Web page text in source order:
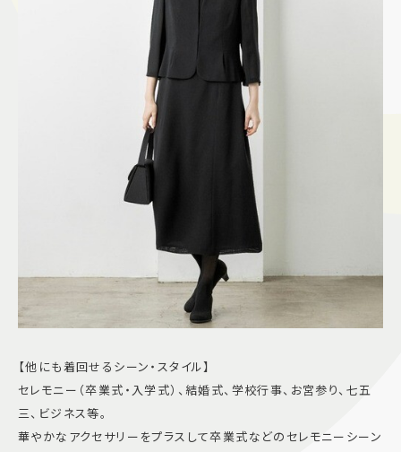
【他にも着回せるシーン・スタイル】
セレモニー（卒業式・入学式）、結婚式、学校行事、お宮参り、七五
三、ビジネス等。
華やかなアクセサリーをプラスして卒業式などのセレモニーシーン